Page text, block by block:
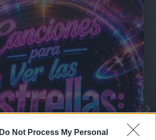
Do Not Process My Personal